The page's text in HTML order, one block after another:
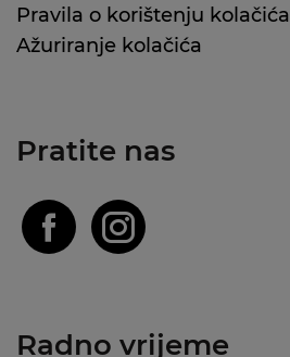
Pravila o korištenju kolačića
Ažuriranje kolačića
Pratite nas
Radno vrijeme